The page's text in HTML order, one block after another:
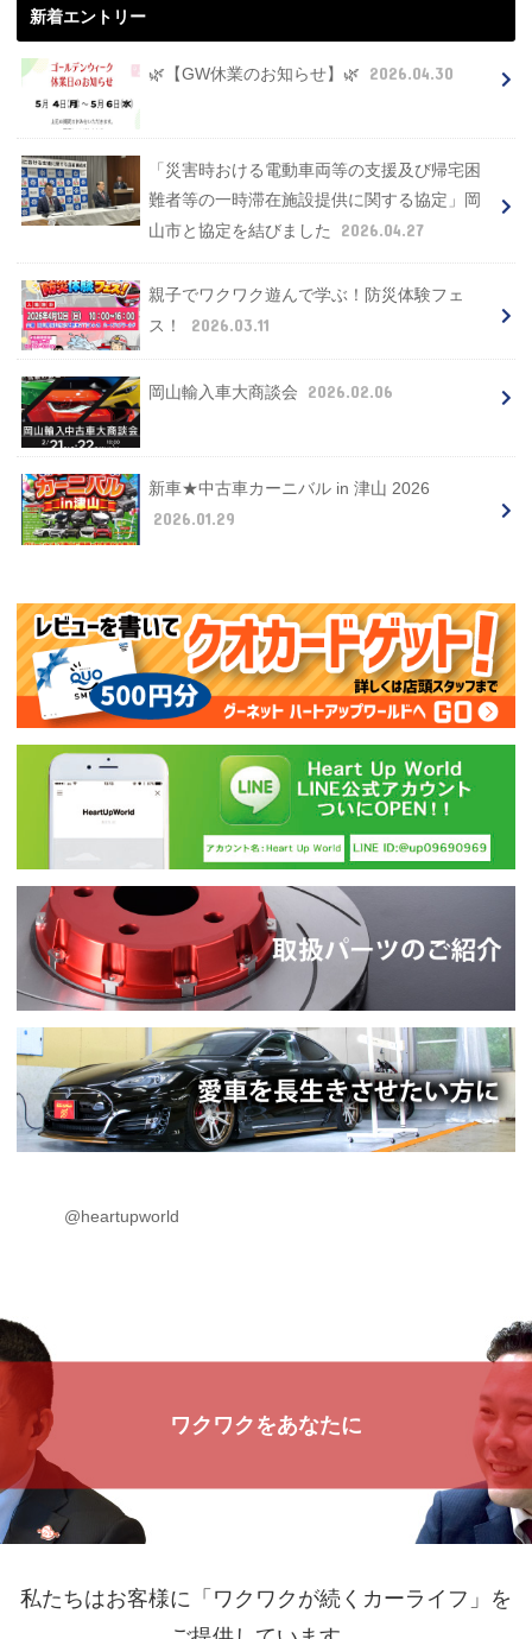
新着エントリー
🌿【GW休業のお知らせ】🌿 2026.04.30
「災害時おける電動車両等の支援及び帰宅困
難者等の一時滞在施設提供に関する協定」岡
山市と協定を結びました
2026.04.27
親子でワクワク遊んで学ぶ！防災体験フェ
ス！
2026.03.11
岡山輸入車大商談会 2026.02.06
新車★中古車カーニバル in 津山 2026
2026.01.29
@heartupworld
ワクワクをあなたに
私たちはお客様に「ワクワクが続くカーライフ」を